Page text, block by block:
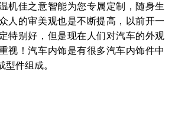
机佳之意智能为您专属定制，随身生
人的审美观也是不断提高，以前开一
特别好，但是现在人们对汽车的外观
视！汽车内饰是有很多汽车内饰件中
型件组成。